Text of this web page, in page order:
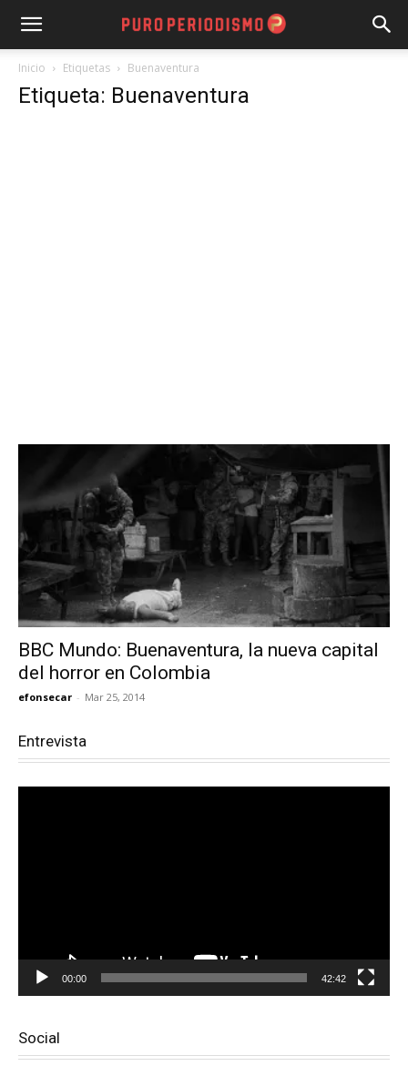
Inicio Etiquetas Buenaventura
Etiqueta: Buenaventura
BBC Mundo: Buenaventura, la nueva capital
del horror en Colombia
efonsecar - Mar 25, 2014
Entrevista
00:00 42:42
Social